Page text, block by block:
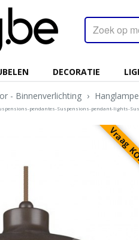
DECORATIE
- Binnenverlichting ›
pendantes-Suspensions-pendant-lights-
Vraag